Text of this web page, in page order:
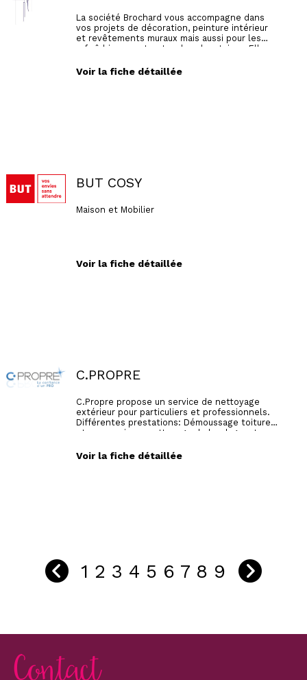
La société Brochard vous accompagne dans
vos projets de décoration, peinture intérieur
et revêtements muraux mais aussi pour les
rafraîchissement entre deux locataires. Elle
restaurants, des syndics, des entreprises, des
Voir la fiche détaillée
BUT COSY
Maison et Mobilier
Voir la fiche détaillée
C.PROPRE
C.Propre propose un service de nettoyage
extérieur pour particuliers et professionnels.
Différentes prestations: Démoussage toiture
et murs maison. nettoyage de bardage, etc..
pour le nettoyage de panneaux
Voir la fiche détaillée
1 2 3 4 5 6 7 8 9
Contact